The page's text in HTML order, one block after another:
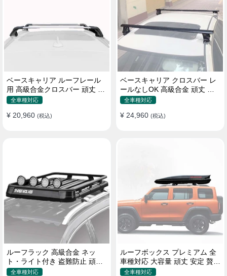
ベースキャリア ルーフレール
用 高級合金クロスバー 頑丈 ロ
ック付き ベースラックセット
全車種対応
¥ 20,960 (税込)
ベースキャリア クロスバー レ
ールなしOK 高級合金 頑丈 ロ
ック付き ベースラックセット
全車種対応
¥ 24,960 (税込)
ルーフラック 高級合金 ネッ
ト・ライト付き 盗難防止 頑丈
安定 分離式 大容量 ベースキャ
全車種対応
ルーフボックス プレミアム 全
車種対応 大容量 頑丈 安定 贅沢
使い心地 おしゃれ 多色 車用ラ
全車種対応